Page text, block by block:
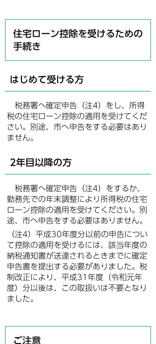
住宅ローン控除を受けるための
手続き
はじめて受ける方
税務署へ確定申告（注4）をし、所得
税の住宅ローン控除の適用を受けてくだ
さい。別途、市へ申告をする必要はあり
ません。
2年目以降の方
税務署へ確定申告（注4）をするか、
勤務先での年末調整により所得税の住宅
ローン控除の適用を受けてください。別
途、市へ申告をする必要はありません。
（注4）平成30年度分以前の申告につい
て控除の適用を受けるには、該当年度の
納税通知書が送達されるときまでに確定
申告書を提出する必要がありました。税
制改正により、平成31年度（令和元年
度）分以後は、この取扱いは不要となり
ました。
ご注意